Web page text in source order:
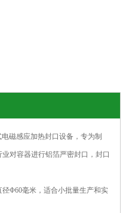
磁感应加热封口设备，专为制
对容器进行铝箔严密封口，封口
Φ60毫米，适合小批量生产和实